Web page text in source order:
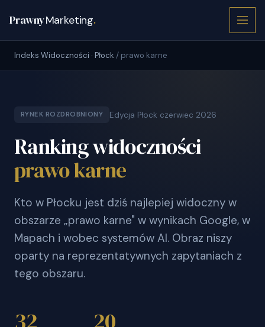
PrawnyMarketing.
Indeks Widoczności · Płock / prawo karne
RYNEK ROZDROBNIONY Edycja Płock czerwiec 2026
Ranking widoczności
prawo karne
Kto w Płocku jest dziś najlepiej widoczny w
obszarze „prawo karne" w wynikach Google, w
Mapach i wobec systemów AI. Obraz niszy
oparty na reprezentatywnych zapytaniach z
tego obszaru.
32 20